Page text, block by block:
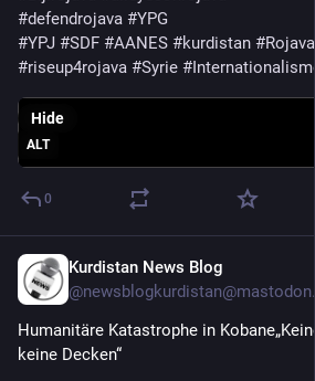
#defendrojava #YPG
#YPJ #SDF #AANES #kurdistan #Rojava
#riseup4rojava #Syrie #Internationalisme
ALT
Hide
0
Kurdistan News Blog
Humanitäre Katastrophe in
keine Decken“